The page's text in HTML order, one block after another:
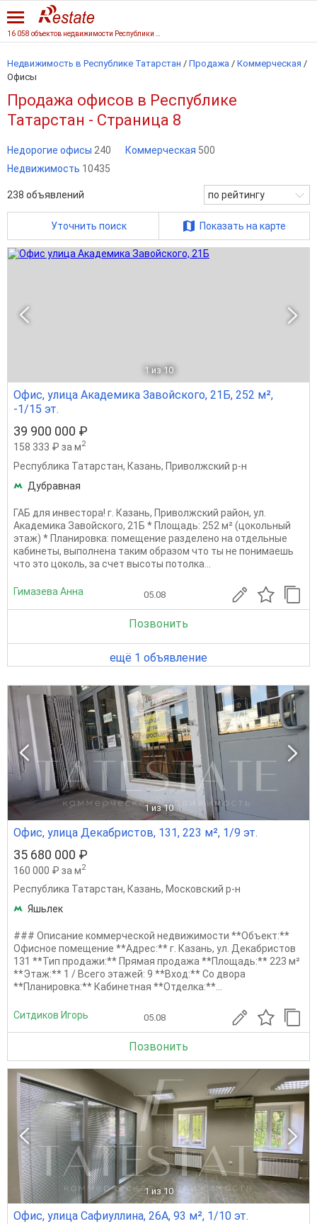
Недвижимость в Республике Татарстан / Продажа / Коммерческая /
Офисы
Продажа офисов в Республике
Татарстан - Страница 8
Недорогие офисы 240 Коммерческая 500
Недвижимость 10435
238 объявлений по рейтингу
Уточнить поиск Показать на карте
1 из 10
Офис, улица Академика Завойского, 21Б, 252 м²,
-1/15 эт.
39 900 000 ₽
158 333 ₽ за м2
Республика Татарстан, Казань, Приволжский р-н
Дубравная
ГАБ для инвестора! г. Казань, Приволжский район, ул.
Академика Завойского, 21Б * Площадь: 252 м² (цокольный
этаж) * Планировка: помещение разделено на отдельные
кабинеты, выполнена таким образом что ты не понимаешь
что это цоколь, за счет высоты потолка...
Гимазева Анна 05.08
Позвонить
ещё 1 объявление
1 из 10
Офис, улица Декабристов, 131, 223 м², 1/9 эт.
35 680 000 ₽
160 000 ₽ за м2
Республика Татарстан, Казань, Московский р-н
Яшьлек
### Описание коммерческой недвижимости **Объект:**
Офисное помещение **Адрес:** г. Казань, ул. Декабристов
131 **Тип продажи:** Прямая продажа **Площадь:** 223 м²
**Этаж:** 1 / Всего этажей: 9 **Вход:** Со двора
**Планировка:** Кабинетная **Отделка:**...
Ситдиков Игорь 05.08
Позвонить
1 из 10
Офис, улица Сафиуллина, 26А, 93 м², 1/10 эт.